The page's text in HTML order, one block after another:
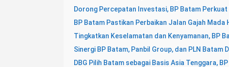
Dorong Percepatan Investasi, BP Batam
BP Batam Pastikan Perbaikan Jalan Gajah
Tingkatkan Keselamatan dan Kenyamanan, BP
Sinergi BP Batam, Panbil Group, dan PLN Batam
DBG Pilih Batam sebagai Basis Asia Tenggara,